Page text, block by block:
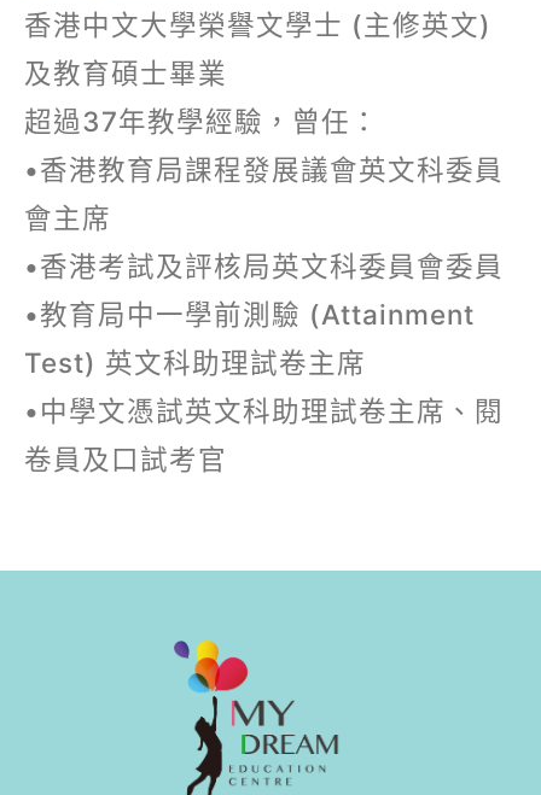
香港中文大學榮譽文學士 (主修英文)
及教育碩士畢業
超過37年教學經驗，曾任：
•香港教育局課程發展議會英文科委員
會主席
•香港考試及評核局英文科委員會委員
•教育局中一學前測驗 (Attainment
Test) 英文科助理試卷主席
•中學文憑試英文科助理試卷主席、閱
卷員及口試考官